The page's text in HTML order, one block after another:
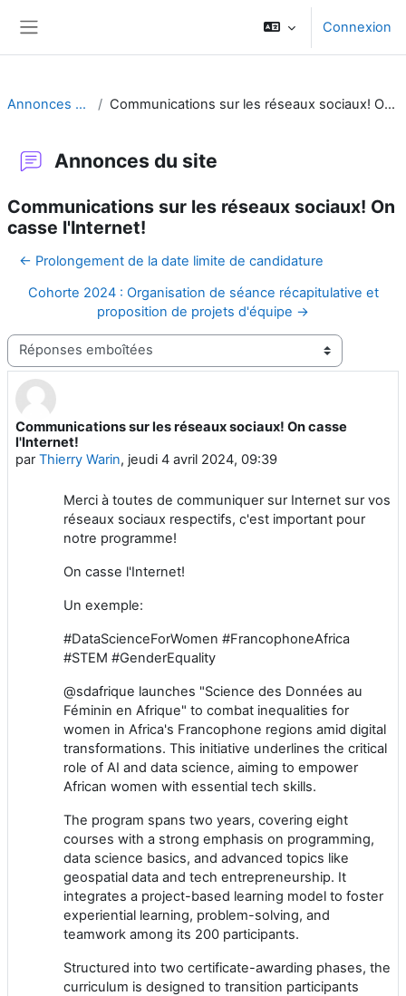
Connexion
Annonces du site Communications sur les réseaux sociaux! On casse l'Internet!
Annonces du site
Communications sur les réseaux sociaux! On
casse l'Internet!
← Prolongement de la date limite de candidature
Cohorte 2024 : Organisation de séance récapitulative et
proposition de projets d'équipe →
Type d'affichage
Communications sur les réseaux sociaux! On casse
l'Internet!
parThierry Warin, jeudi 4 avril 2024, 09:39
Nombre de réponses : 1
Merci à toutes de communiquer sur Internet sur vos
réseaux sociaux respectifs, c'est important pour
notre programme!
On casse l'Internet!
Un exemple:
#DataScienceForWomen #FrancophoneAfrica
#STEM #GenderEquality
@sdafrique launches "Science des Données au
Féminin en Afrique" to combat inequalities for
women in Africa's Francophone regions amid digital
transformations. This initiative underlines the critical
role of AI and data science, aiming to empower
African women with essential tech skills.
The program spans two years, covering eight
courses with a strong emphasis on programming,
data science basics, and advanced topics like
geospatial data and tech entrepreneurship. It
integrates a project-based learning model to foster
experiential learning, problem-solving, and
teamwork among its 200 participants.
Structured into two certificate-awarding phases, the
curriculum is designed to transition participants